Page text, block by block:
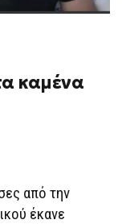
καμένα
από την
έκανε